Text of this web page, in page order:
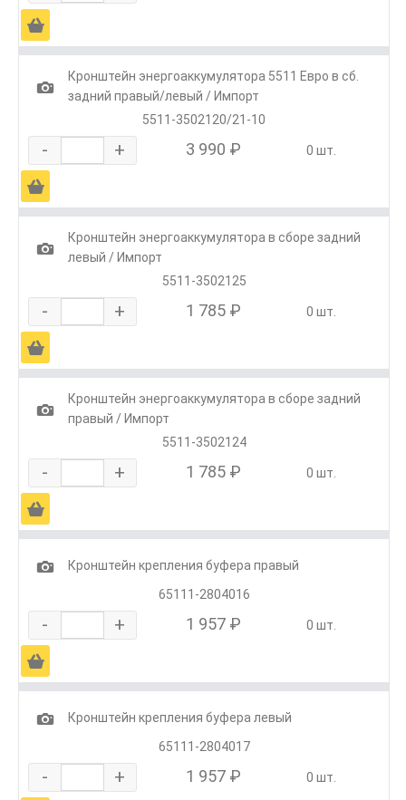
Ä
1
Кронштейн энергоаккумулятора 5511 Евро в сб.
задний правый/левый / Импорт
5511-3502120/21-10
- + 3 990 ₽ 0 шт.
Ä
1
Кронштейн энергоаккумулятора в сборе задний
левый / Импорт
5511-3502125
- + 1 785 ₽ 0 шт.
Ä
1
Кронштейн энергоаккумулятора в сборе задний
правый / Импорт
5511-3502124
- + 1 785 ₽ 0 шт.
Ä
1
Кронштейн крепления буфера правый
65111-2804016
- + 1 957 ₽ 0 шт.
Ä
1
Кронштейн крепления буфера левый
65111-2804017
- + 1 957 ₽ 0 шт.